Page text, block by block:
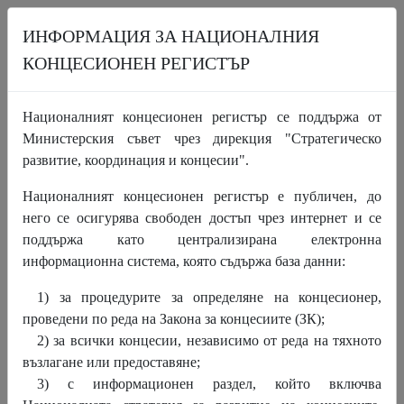
ИНФОРМАЦИОНЕН РАЗДЕЛ НОВИНИ ЗА НКР
КОНТАКТИ
Публикуван е Препис-извлечение от
Протокол за неприсъствено прието
решение от Координационния съвет по
ИНФОРМАЦИЯ ЗА НАЦИОНАЛНИЯ
КОНЦЕСИОНЕН РЕГИСТЪР
Националният концесионен регистър се поддържа от
Министерския съвет чрез дирекция "Стратегическо
развитие, координация и концесии".
Националният концесионен регистър е публичен, до
него се осигурява свободен достъп чрез интернет и се
поддържа като централизирана електронна
информационна система, която съдържа база данни:
1) за процедурите за определяне на концесионер,
проведени по реда на Закона за концесиите (ЗК);
2) за всички концесии, независимо от реда на тяхното
възлагане или предоставяне;
3) с информационен раздел, който включва